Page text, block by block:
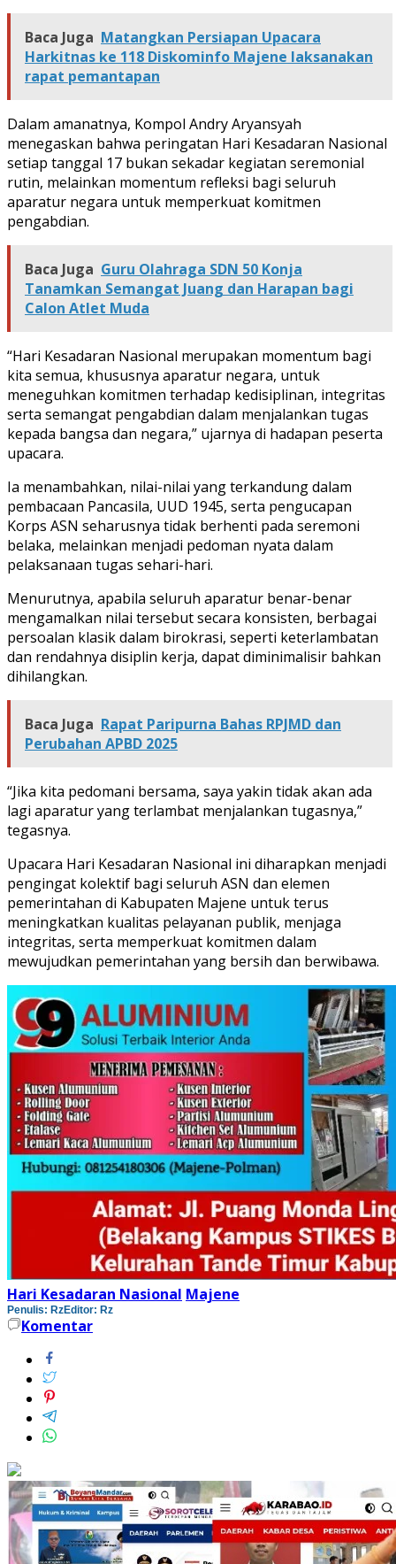
Baca Juga Matangkan Persiapan Upacara
Harkitnas ke 118 Diskominfo Majene laksanakan
rapat pemantapan
Dalam amanatnya, Kompol Andry Aryansyah
menegaskan bahwa peringatan Hari Kesadaran Nasional
setiap tanggal 17 bukan sekadar kegiatan seremonial
rutin, melainkan momentum refleksi bagi seluruh
aparatur negara untuk memperkuat komitmen
pengabdian.
Baca Juga Guru Olahraga SDN 50 Konja
Tanamkan Semangat Juang dan Harapan bagi
Calon Atlet Muda
“Hari Kesadaran Nasional merupakan momentum bagi
kita semua, khususnya aparatur negara, untuk
meneguhkan komitmen terhadap kedisiplinan, integritas
serta semangat pengabdian dalam menjalankan tugas
kepada bangsa dan negara,” ujarnya di hadapan peserta
upacara.
Ia menambahkan, nilai-nilai yang terkandung dalam
pembacaan Pancasila, UUD 1945, serta pengucapan
Korps ASN seharusnya tidak berhenti pada seremoni
belaka, melainkan menjadi pedoman nyata dalam
pelaksanaan tugas sehari-hari.
Menurutnya, apabila seluruh aparatur benar-benar
mengamalkan nilai tersebut secara konsisten, berbagai
persoalan klasik dalam birokrasi, seperti keterlambatan
dan rendahnya disiplin kerja, dapat diminimalisir bahkan
dihilangkan.
Baca Juga Rapat Paripurna Bahas RPJMD dan
Perubahan APBD 2025
“Jika kita pedomani bersama, saya yakin tidak akan ada
lagi aparatur yang terlambat menjalankan tugasnya,”
tegasnya.
Upacara Hari Kesadaran Nasional ini diharapkan menjadi
pengingat kolektif bagi seluruh ASN dan elemen
pemerintahan di Kabupaten Majene untuk terus
meningkatkan kualitas pelayanan publik, menjaga
integritas, serta memperkuat komitmen dalam
mewujudkan pemerintahan yang bersih dan berwibawa.
Hari Kesadaran Nasional Majene
Penulis: RzEditor: Rz
Komentar